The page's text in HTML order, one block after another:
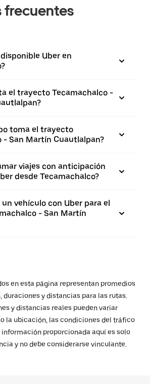
frecuentes
Uber en
el trayecto Tecamachalco -
toma el trayecto
- San Martín Cuautlalpan?
viajes con anticipación
desde Tecamachalco?
vehículo con Uber para el
- San Martín
en esta página representan promedios
duraciones y distancias para las rutas.
y distancias reales pueden variar
la ubicación, las condiciones del tráfico
información proporcionada aquí es solo
y no debe considerarse vinculante.